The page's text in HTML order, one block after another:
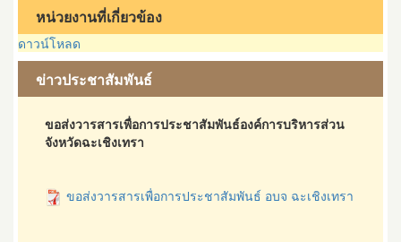
หน่วยงานที่เกี่ยวข้อง
ดาวน์โหลด
ข่าวประชาสัมพันธ์
ขอส่งวารสารเพื่อการประชาสัมพันธ์องค์การบริหารส่วน
จังหวัดฉะเชิงเทรา
ขอส่งวารสารเพื่อการประชาสัมพันธ์ อบจ ฉะเชิงเทรา